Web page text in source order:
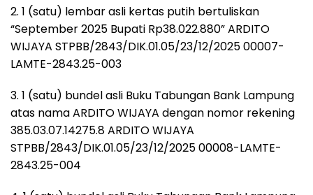
2. 1 (satu) lembar asli kertas putih bertuliskan
“September 2025 Bupati Rp38.022.880” ARDITO
WIJAYA STPBB/2843/DIK.01.05/23/12/2025 00007-
LAMTE-2843.25-003
3. 1 (satu) bundel asli Buku Tabungan Bank Lampung
atas nama ARDITO WIJAYA dengan nomor rekening
385.03.07.14275.8 ARDITO WIJAYA
STPBB/2843/DIK.01.05/23/12/2025 00008-LAMTE-
2843.25-004